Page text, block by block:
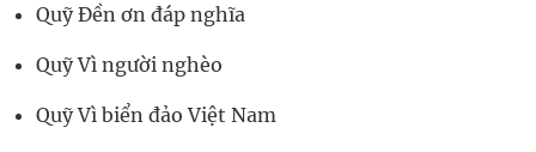
Quỹ Đền ơn đáp nghĩa
Quỹ Vì người nghèo
Quỹ Vì biển đảo Việt Nam